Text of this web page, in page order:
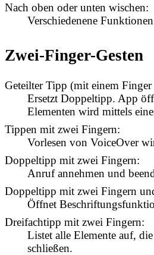
Nach oben oder unten wischen:
Verschiedenene Funktionen
Zwei-Finger-Gesten
Geteilter Tipp (mit einem
Ersetzt Doppeltipp. App
Elementen wird mittels
Tippen mit zwei Fingern:
Vorlesen von VoiceOver
Doppeltipp mit zwei Fingern:
Anruf annehmen und
Doppeltipp mit zwei Fingern
Öffnet
Dreifachtipp mit zwei Fingern:
Listet alle Elemente auf,
schließen.